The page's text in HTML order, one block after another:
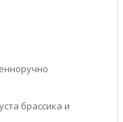
брассика и